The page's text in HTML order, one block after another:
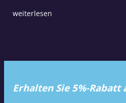
weiterlesen
Erhalten Sie 5%-